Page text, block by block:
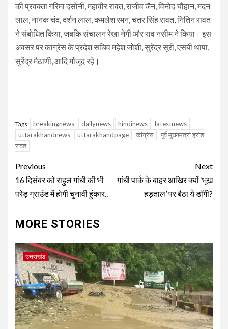
की प्रवक्ता गरिमा दसोनी, महावीर रावत, राजीव जैन, विनोद चौहान, मदन
लाल, नानक चंद, दर्शन लाल, कमलेश रमन, चतर सिंह रावत, नितिन रावत
ने संबोधित किया, जबकि संचालन रेखा नेगी और राव नसीम ने किया। इस
अवसर पर कांग्रेस के प्रदेश सचिव महेश जोशी, सुरेंद्र सूरी, एसबी थापा,
सुरेंद्र मैठाणी, आदि मौजूद रहे।
Tags: breakingnews dailynews hindinews
latestnews
uttarakhandnews
uttarakhandpage कांग्रेस
पूर्व मुख्यमंत्री हरीश
रावत
Continue
Reading
Previous
16 दिसंबर को राहुल गांधी की भी
परेड़ ग्राउंड में होगी चुनावी हुंकार..
Next
गांधी पार्क के बाहर आखिर क्यों ‘भूख
हड़ताल’ पर बैठा ये डॉगी?
MORE STORIES
उत्तराखंड